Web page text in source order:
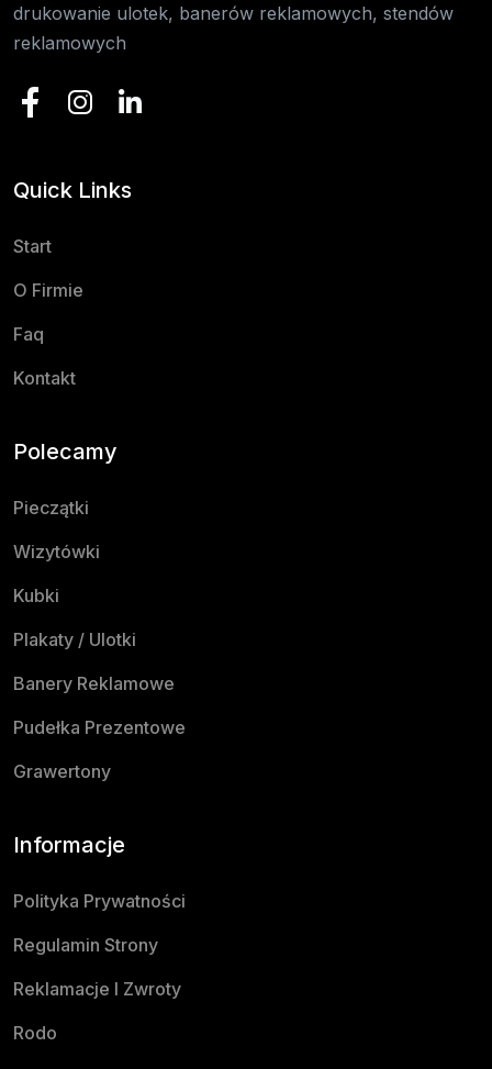
drukowanie ulotek, banerów reklamowych, stendów
reklamowych
Quick Links
Start
O Firmie
Faq
Kontakt
Polecamy
Pieczątki
Wizytówki
Kubki
Plakaty / Ulotki
Banery Reklamowe
Pudełka Prezentowe
Grawertony
Informacje
Polityka Prywatności
Regulamin Strony
Reklamacje I Zwroty
Rodo